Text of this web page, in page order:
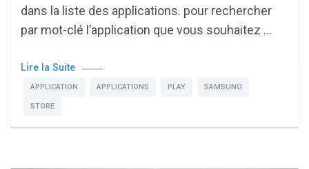
dans la liste des applications. pour rechercher
par mot-clé l’application que vous souhaitez …
Lire la Suite
APPLICATION APPLICATIONS PLAY SAMSUNG
STORE